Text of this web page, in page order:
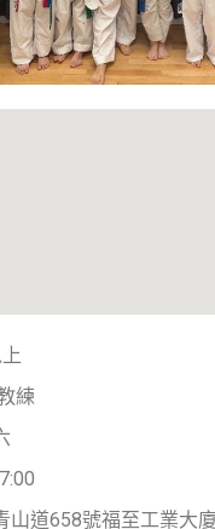
練
山道658號福至工業大